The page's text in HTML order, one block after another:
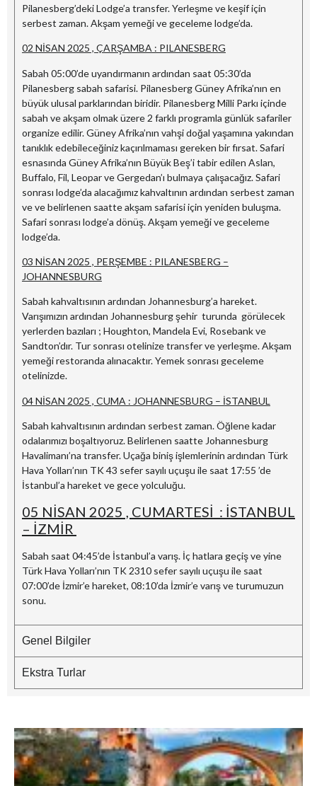
Pilanesberg’deki Lodge’a transfer. Yerleşme ve keşif için
serbest zaman. Akşam yemeği ve geceleme lodge’da.
02 NİSAN 2025 , ÇARŞAMBA : PILANESBERG
Sabah 05:00’de uyandırmanın ardından saat 05:30’da
Pilanesberg sabah safarisi. Pilanesberg Güney Afrika’nın en
büyük ulusal parklarından biridir. Pilanesberg Milli Parkı içinde
sabah ve akşam olmak üzere 2 farklı programla günlük safariler
organize edilir. Güney Afrika’nın vahşi doğal yaşamına yakından
tanıklık edebileceğiniz kaçırılmaması gereken bir fırsat. Safari
esnasında Güney Afrika’nın Büyük Beş’i tabir edilen Aslan,
Buffalo, Fil, Leopar ve Gergedan’ı bulmaya çalışacağız. Safari
sonrası lodge’da alacağımız kahvaltının ardından serbest zaman
ve ve belirlenen saatte akşam safarisi için yeniden buluşma.
Safari sonrası lodge’a dönüş. Akşam yemeği ve geceleme
lodge’da.
03 NİSAN 2025 , PERŞEMBE : PILANESBERG –
JOHANNESBURG
Sabah kahvaltısının ardından Johannesburg’a hareket.
Varışımızın ardından Johannesburg şehir turunda görülecek
yerlerden bazıları ; Houghton, Mandela Evi, Rosebank ve
Sandton’dır. Tur sonrası otelinize transfer ve yerleşme. Akşam
yemeği restoranda alınacaktır. Yemek sonrası geceleme
otelinizde.
04 NİSAN 2025 , CUMA : JOHANNESBURG – İSTANBUL
Sabah kahvaltısının ardından serbest zaman. Öğlene kadar
odalarımızı boşaltıyoruz. Belirlenen saatte Johannesburg
Havalimanı’na transfer. Uçağa biniş işlemlerinin ardından Türk
Hava Yolları’nın TK 43 sefer sayılı uçuşu ile saat 17:55 ’de
İstanbul’a hareket ve gece yolculuğu.
05 NİSAN 2025 , CUMARTESİ : İSTANBUL
– İZMİR
Sabah saat 04:45’de İstanbul’a varış. İç hatlara geçiş ve yine
Türk Hava Yolları’nın TK 2310 sefer sayılı uçuşu ile saat
07:00’de İzmir’e hareket, 08:10’da İzmir’e varış ve turumuzun
sonu.
Genel Bilgiler
Ekstra Turlar